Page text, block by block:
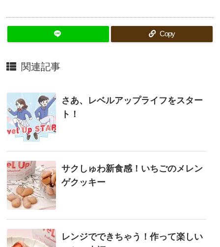
Copy
関連記事
さあ、レベルアップライフをスター
ト！
サクしゅわ新食感！いちごのメレン
ゲクッキー
レンジでできちゃう！作って楽しい